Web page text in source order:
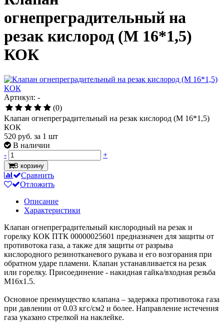
огнепреградительный на
резак кислород (М 16*1,5)
КОК
Артикул: -
(0)
Клапан огнепреградительный на резак кислород (М 16*1,5)
КОК
520 руб. за 1 шт
В наличии
-
+
В корзину
Сравнить
Отложить
Описание
Характеристики
Клапан огнепреградительный кислородный на резак и
горелку КОК ПТК 00000025601 предназначен для защиты от
противотока газа, а также для защиты от разрыва
кислородного резинотканевого рукава и его возгорания при
обратном ударе пламени. Клапан устанавливается на резак
или горелку. Присоединение - накидная гайка/входная резьба
М16х1.5.
Основное преимущество клапана – задержка противотока газа
при давлении от 0.03 кгс/см2 и более. Направление истечения
газа указано стрелкой на наклейке.